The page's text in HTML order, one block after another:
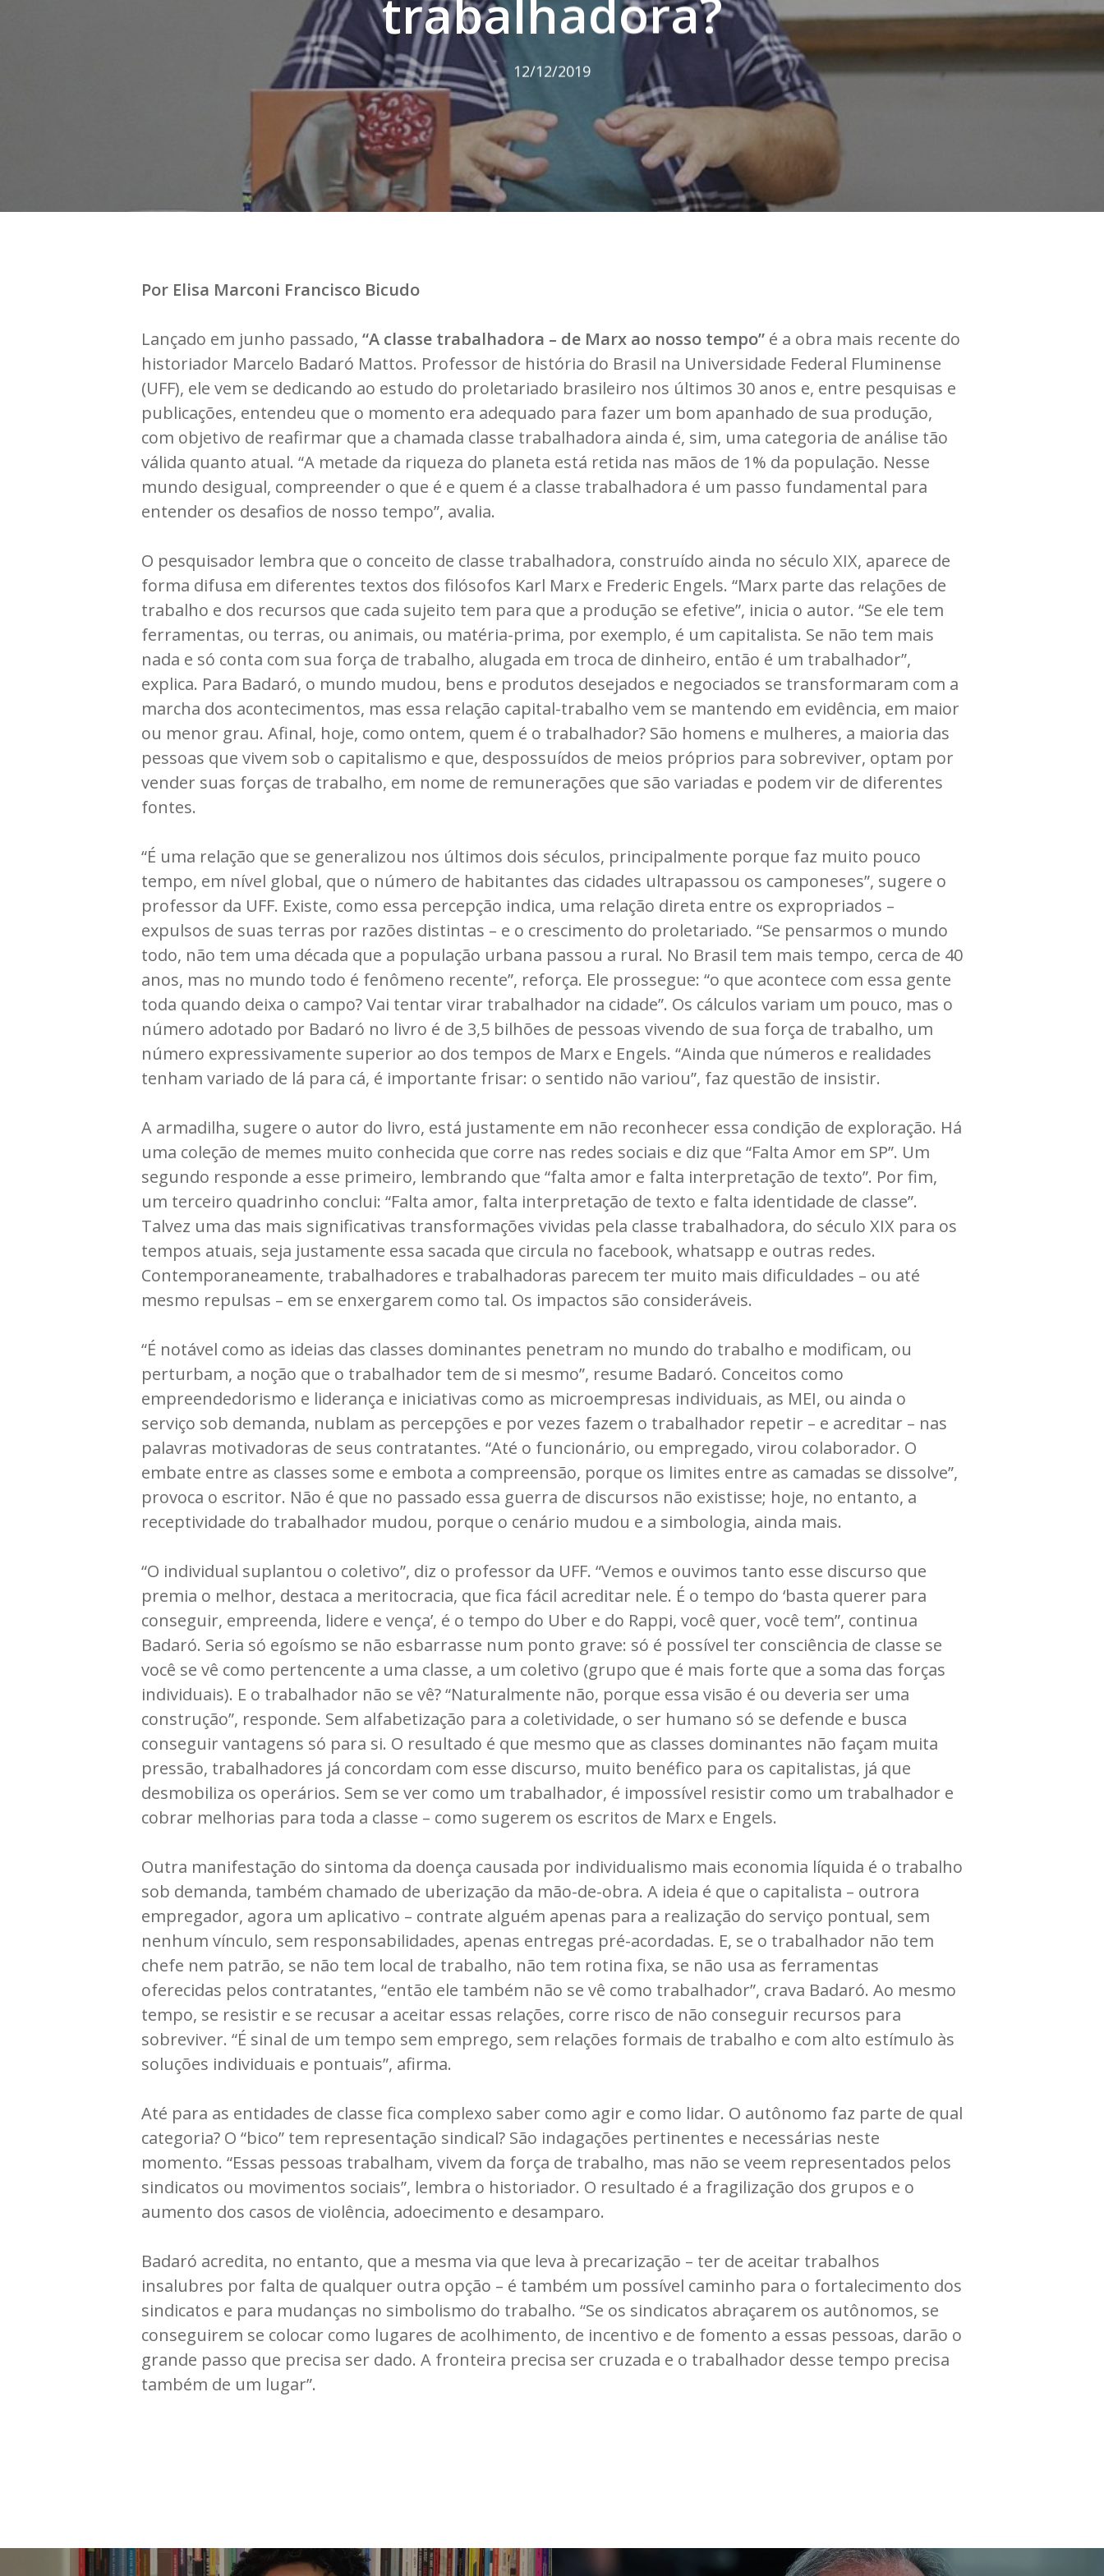
trabalhadora?
12/12/2019
Por Elisa Marconi Francisco Bicudo
Lançado em junho passado, “A classe trabalhadora – de Marx ao nosso tempo” é a obra mais recente do
historiador Marcelo Badaró Mattos. Professor de história do Brasil na Universidade Federal Fluminense
(UFF), ele vem se dedicando ao estudo do proletariado brasileiro nos últimos 30 anos e, entre pesquisas e
publicações, entendeu que o momento era adequado para fazer um bom apanhado de sua produção,
com objetivo de reafirmar que a chamada classe trabalhadora ainda é, sim, uma categoria de análise tão
válida quanto atual. “A metade da riqueza do planeta está retida nas mãos de 1% da população. Nesse
mundo desigual, compreender o que é e quem é a classe trabalhadora é um passo fundamental para
entender os desafios de nosso tempo”, avalia.
O pesquisador lembra que o conceito de classe trabalhadora, construído ainda no século XIX, aparece de
forma difusa em diferentes textos dos filósofos Karl Marx e Frederic Engels. “Marx parte das relações de
trabalho e dos recursos que cada sujeito tem para que a produção se efetive”, inicia o autor. “Se ele tem
ferramentas, ou terras, ou animais, ou matéria-prima, por exemplo, é um capitalista. Se não tem mais
nada e só conta com sua força de trabalho, alugada em troca de dinheiro, então é um trabalhador”,
explica. Para Badaró, o mundo mudou, bens e produtos desejados e negociados se transformaram com a
marcha dos acontecimentos, mas essa relação capital-trabalho vem se mantendo em evidência, em maior
ou menor grau. Afinal, hoje, como ontem, quem é o trabalhador? São homens e mulheres, a maioria das
pessoas que vivem sob o capitalismo e que, despossuídos de meios próprios para sobreviver, optam por
vender suas forças de trabalho, em nome de remunerações que são variadas e podem vir de diferentes
fontes.
“É uma relação que se generalizou nos últimos dois séculos, principalmente porque faz muito pouco
tempo, em nível global, que o número de habitantes das cidades ultrapassou os camponeses”, sugere o
professor da UFF. Existe, como essa percepção indica, uma relação direta entre os expropriados –
expulsos de suas terras por razões distintas – e o crescimento do proletariado. “Se pensarmos o mundo
todo, não tem uma década que a população urbana passou a rural. No Brasil tem mais tempo, cerca de 40
anos, mas no mundo todo é fenômeno recente”, reforça. Ele prossegue: “o que acontece com essa gente
toda quando deixa o campo? Vai tentar virar trabalhador na cidade”. Os cálculos variam um pouco, mas o
número adotado por Badaró no livro é de 3,5 bilhões de pessoas vivendo de sua força de trabalho, um
número expressivamente superior ao dos tempos de Marx e Engels. “Ainda que números e realidades
tenham variado de lá para cá, é importante frisar: o sentido não variou”, faz questão de insistir.
A armadilha, sugere o autor do livro, está justamente em não reconhecer essa condição de exploração. Há
uma coleção de memes muito conhecida que corre nas redes sociais e diz que “Falta Amor em SP”. Um
segundo responde a esse primeiro, lembrando que “falta amor e falta interpretação de texto”. Por fim,
um terceiro quadrinho conclui: “Falta amor, falta interpretação de texto e falta identidade de classe”.
Talvez uma das mais significativas transformações vividas pela classe trabalhadora, do século XIX para os
tempos atuais, seja justamente essa sacada que circula no facebook, whatsapp e outras redes.
Contemporaneamente, trabalhadores e trabalhadoras parecem ter muito mais dificuldades – ou até
mesmo repulsas – em se enxergarem como tal. Os impactos são consideráveis.
“É notável como as ideias das classes dominantes penetram no mundo do trabalho e modificam, ou
perturbam, a noção que o trabalhador tem de si mesmo”, resume Badaró. Conceitos como
empreendedorismo e liderança e iniciativas como as microempresas individuais, as MEI, ou ainda o
serviço sob demanda, nublam as percepções e por vezes fazem o trabalhador repetir – e acreditar – nas
palavras motivadoras de seus contratantes. “Até o funcionário, ou empregado, virou colaborador. O
embate entre as classes some e embota a compreensão, porque os limites entre as camadas se dissolve”,
provoca o escritor. Não é que no passado essa guerra de discursos não existisse; hoje, no entanto, a
receptividade do trabalhador mudou, porque o cenário mudou e a simbologia, ainda mais.
“O individual suplantou o coletivo”, diz o professor da UFF. “Vemos e ouvimos tanto esse discurso que
premia o melhor, destaca a meritocracia, que fica fácil acreditar nele. É o tempo do ‘basta querer para
conseguir, empreenda, lidere e vença’, é o tempo do Uber e do Rappi, você quer, você tem”, continua
Badaró. Seria só egoísmo se não esbarrasse num ponto grave: só é possível ter consciência de classe se
você se vê como pertencente a uma classe, a um coletivo (grupo que é mais forte que a soma das forças
individuais). E o trabalhador não se vê? “Naturalmente não, porque essa visão é ou deveria ser uma
construção”, responde. Sem alfabetização para a coletividade, o ser humano só se defende e busca
conseguir vantagens só para si. O resultado é que mesmo que as classes dominantes não façam muita
pressão, trabalhadores já concordam com esse discurso, muito benéfico para os capitalistas, já que
desmobiliza os operários. Sem se ver como um trabalhador, é impossível resistir como um trabalhador e
cobrar melhorias para toda a classe – como sugerem os escritos de Marx e Engels.
Outra manifestação do sintoma da doença causada por individualismo mais economia líquida é o trabalho
sob demanda, também chamado de uberização da mão-de-obra. A ideia é que o capitalista – outrora
empregador, agora um aplicativo – contrate alguém apenas para a realização do serviço pontual, sem
nenhum vínculo, sem responsabilidades, apenas entregas pré-acordadas. E, se o trabalhador não tem
chefe nem patrão, se não tem local de trabalho, não tem rotina fixa, se não usa as ferramentas
oferecidas pelos contratantes, “então ele também não se vê como trabalhador”, crava Badaró. Ao mesmo
tempo, se resistir e se recusar a aceitar essas relações, corre risco de não conseguir recursos para
sobreviver. “É sinal de um tempo sem emprego, sem relações formais de trabalho e com alto estímulo às
soluções individuais e pontuais”, afirma.
Até para as entidades de classe fica complexo saber como agir e como lidar. O autônomo faz parte de qual
categoria? O “bico” tem representação sindical? São indagações pertinentes e necessárias neste
momento. “Essas pessoas trabalham, vivem da força de trabalho, mas não se veem representados pelos
sindicatos ou movimentos sociais”, lembra o historiador. O resultado é a fragilização dos grupos e o
aumento dos casos de violência, adoecimento e desamparo.
Badaró acredita, no entanto, que a mesma via que leva à precarização – ter de aceitar trabalhos
insalubres por falta de qualquer outra opção – é também um possível caminho para o fortalecimento dos
sindicatos e para mudanças no simbolismo do trabalho. “Se os sindicatos abraçarem os autônomos, se
conseguirem se colocar como lugares de acolhimento, de incentivo e de fomento a essas pessoas, darão o
grande passo que precisa ser dado. A fronteira precisa ser cruzada e o trabalhador desse tempo precisa
também de um lugar”.